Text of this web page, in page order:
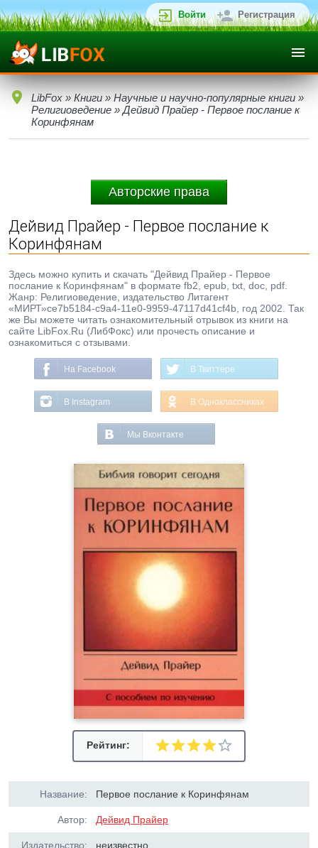
Войти Регистрация
LibFox » Книги » Научные и научно-популярные книги »
Религиоведение » Дейвид Прайер - Первое послание к
Коринфянам
Авторские права
Дейвид Прайер - Первое послание к
Коринфянам
Здесь можно купить и скачать "Дейвид Прайер - Первое
послание к Коринфянам" в формате fb2, epub, txt, doc, pdf.
Жанр: Религиоведение, издательство Литагент
«МИРТ»ce7b5184-c9a4-11e0-9959-47117d41cf4b, год 2002. Так
же Вы можете читать ознакомительный отрывок из книги на
сайте LibFox.Ru (ЛибФокс) или прочесть описание и
ознакомиться с отзывами.
На Facebook В Твиттере
В Instagram В Одноклассниках
Мы Вконтакте
Рейтинг:
Название: Первое послание к Коринфянам
Автор: Дейвид Прайер
Издательство: неизвестно